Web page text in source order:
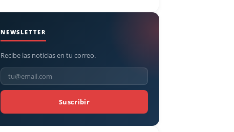
NEWSLETTER
Recibe las noticias en tu correo.
Suscribir